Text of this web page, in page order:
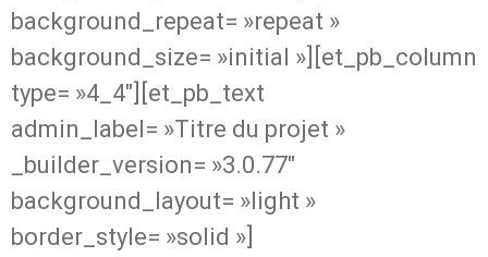
background_repeat= »repeat »
background_size= »initial »][et_pb_column
type= »4_4″][et_pb_text
admin_label= »Titre du projet »
_builder_version= »3.0.77″
background_layout= »light »
border_style= »solid »]